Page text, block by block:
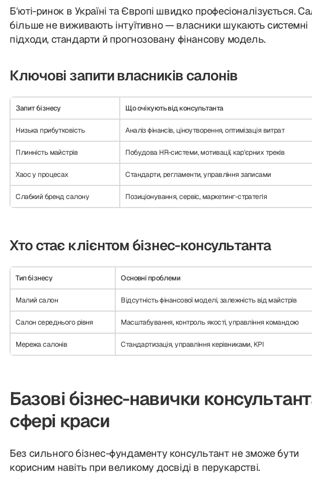
Бʼюті-ринок в Україні та Європі швидко професіоналізується.
більше не виживають інтуїтивно — власники шукають системні
підходи, стандарти й прогнозовану фінансову модель.
Ключові запити власників салонів
Запит бізнесу Що очікують від консультанта
Низька прибутковість Аналіз фінансів, ціноутворення, оптимізація витрат
Плинність майстрів Побудова HR-системи, мотивації, карʼєрних треків
Хаос у процесах Стандарти, регламенти, управління записами
Слабкий бренд салону Позиціонування, сервіс, маркетинг-стратегія
Хто стає клієнтом бізнес-консультанта
Тип бізнесу Основні проблеми
Малий салон Відсутність фінансової моделі, залежність від майстрів
Салон середнього рівня Масштабування, контроль якості, управління командою
Мережа салонів Стандартизація, управління керівниками, KPI
Базові бізнес-навички
сфері краси
Без сильного бізнес-фундаменту консультант не зможе бути
корисним навіть при великому досвіді в перукарстві.